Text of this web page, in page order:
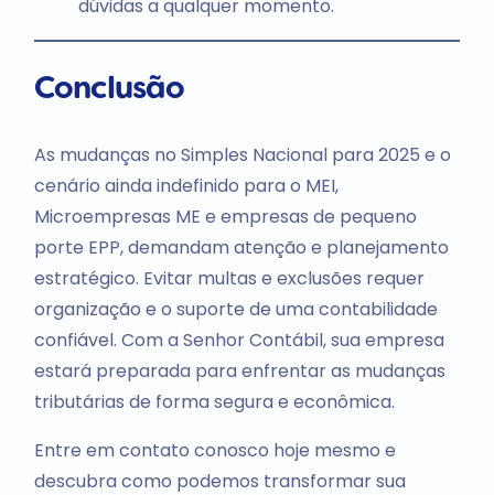
dúvidas a qualquer momento.
Conclusão
As mudanças no Simples Nacional para 2025 e o
cenário ainda indefinido para o MEI,
Microempresas ME e empresas de pequeno
porte EPP, demandam atenção e planejamento
estratégico. Evitar multas e exclusões requer
organização e o suporte de uma contabilidade
confiável. Com a Senhor Contábil, sua empresa
estará preparada para enfrentar as mudanças
tributárias de forma segura e econômica.
Entre em contato conosco hoje mesmo e
descubra como podemos transformar sua